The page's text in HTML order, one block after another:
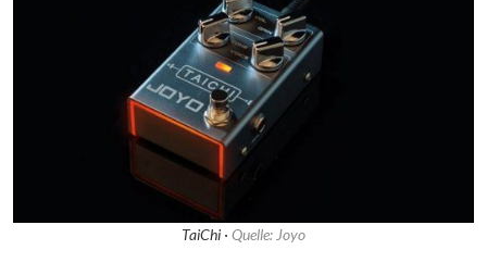
TaiChi · Quelle: Joyo